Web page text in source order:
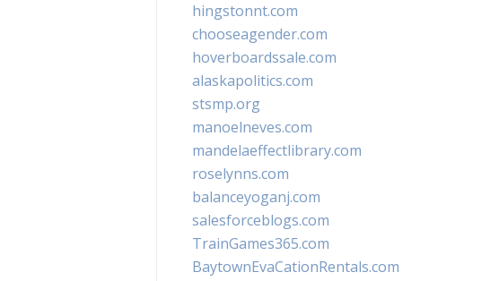
hingstonnt.com
chooseagender.com
hoverboardssale.com
alaskapolitics.com
stsmp.org
manoelneves.com
mandelaeffectlibrary.com
roselynns.com
balanceyoganj.com
salesforceblogs.com
TrainGames365.com
BaytownEvaCationRentals.com